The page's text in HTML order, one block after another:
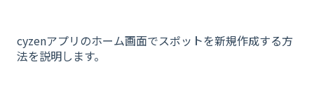
cyzenアプリのホーム画面でスポットを新規作成する方
法を説明します。